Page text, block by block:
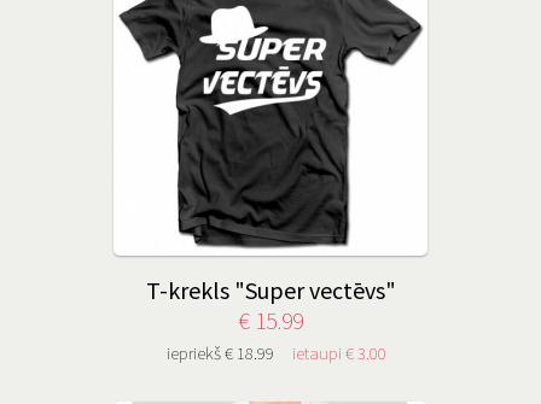
T-krekls "Super vectēvs"
€ 15.99
iepriekš € 18.99 ietaupi € 3.00